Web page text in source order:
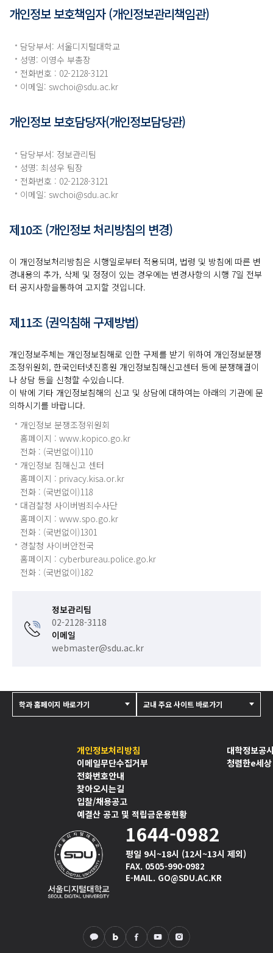
개인정보 보호책임자 (개인정보관리책임관)
담당부서: 서울디지털대학교
성명: 이영수 부총장
전화번호 : 02-2128-3121
이메일: swchoi@sdu.ac.kr
개인정보 보호담당자(개인정보담당관)
담당부서: 정보관리팀
성명: 최성우 팀장
전화번호 : 02-2128-3121
이메일: swchoi@sdu.ac.kr
제10조 (개인정보 처리방침의 변경)
이 개인정보처리방침은 시행일로부터 적용되며, 법령 및 방침에 따른 변
경내용의 추가, 삭제 및 정정이 있는 경우에는 변경사항의 시행 7일 전부
터 공지사항을통하여 고지할 것입니다.
제11조 (권익침해 구제방법)
개인정보주체는 개인정보침해로 인한 구제를 받기 위하여 개인정보분쟁
조정위원회, 한국인터넷진흥원 개인정보침해신고센터 등에 분쟁해결이
나 상담 등을 신청할 수있습니다.
이 밖에 기타 개인정보침해의 신고 및 상담에 대하여는 아래의 기관에 문
의하시기를 바랍니다.
개인정보 분쟁조정위원회
홈페이지 : www.kopico.go.kr
전화 : (국번없이)110
개인정보 침해신고 센터
홈페이지 : privacy.kisa.or.kr
전화 : (국번없이)118
대검찰청 사이버범죄수사단
홈페이지 : www.spo.go.kr
전화 : (국번없이)1301
경찰청 사이버안전국
홈페이지 : cyberbureau.police.go.kr
전화 : (국번없이)182
정보관리팀
02-2128-3118
이메일
webmaster@sdu.ac.kr
개인정보처리방침
이메일무단수집거부
전화번호안내
찾아오시는길
입찰/채용공고
예결산 공고 및 적립금운용현황
대학정보공
청렴한e세상
1644-0982
평일 9시~18시 (12시~13시 제외)
FAX. 0505-990-0982
E-MAIL. GO@SDU.AC.KR
학과 홈페이지 바로가기 교내 주요 사이트 바로가기